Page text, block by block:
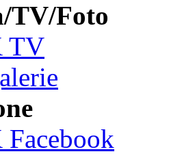
TV/Foto
TV
Facebook